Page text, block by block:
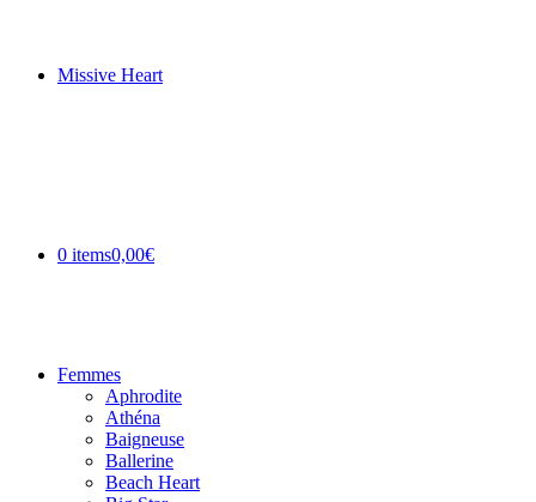
Missive Heart
0 items0,00€
Femmes
Aphrodite
Athéna
Baigneuse
Ballerine
Beach Heart